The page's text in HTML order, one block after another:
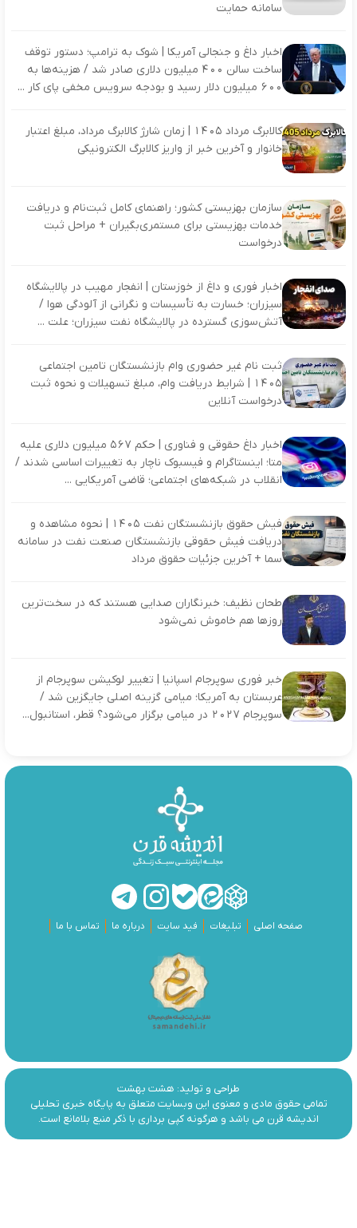
سامانه حمایت
اخبار داغ و جنجالی آمریکا | شوک به ترامپ؛ دستور توقف
ساخت سالن ۴۰۰ میلیون دلاری صادر شد / هزینه‌ها به
۶۰۰ میلیون دلار رسید و بودجه سرویس مخفی پای کار ...
کالابرگ مرداد 1405 | زمان شارژ کالابرگ مرداد، مبلغ اعتبار
خانوار و آخرین خبر از واریز کالابرگ الکترونیکی
سازمان بهزیستی کشور؛ راهنمای کامل ثبت‌نام و دریافت
خدمات بهزیستی برای مستمری‌بگیران + مراحل ثبت
درخواست
اخبار فوری و داغ از خوزستان | انفجار مهیب در پالایشگاه
سیزران؛ خسارت به تأسیسات و نگرانی از آلودگی هوا /
آتش‌سوزی گسترده در پالایشگاه نفت سیزران؛ علت ...
ثبت نام غیر حضوری وام بازنشستگان تامین اجتماعی
۱۴۰۵ | شرایط دریافت وام، مبلغ تسهیلات و نحوه ثبت
درخواست آنلاین
اخبار داغ حقوقی و فناوری | حکم ۵۶۷ میلیون دلاری علیه
متا؛ اینستاگرام و فیسبوک ناچار به تغییرات اساسی شدند /
انقلاب در شبکه‌های اجتماعی؛ قاضی آمریکایی ...
فیش حقوق بازنشستگان نفت ۱۴۰۵ | نحوه مشاهده و
دریافت فیش حقوقی بازنشستگان صنعت نفت در سامانه
سما + آخرین جزئیات حقوق مرداد
طحان نظیف: خبرنگاران صدایی هستند که در سخت‌ترین
روزها هم خاموش نمی‌شود
خبر فوری سوپرجام اسپانیا | تغییر لوکیشن سوپرجام از
عربستان به آمریکا؛ میامی گزینه اصلی جایگزین شد /
سوپرجام ۲۰۲۷ در میامی برگزار می‌شود؟ قطر، استانبول...
صفحه اصلی تبلیغات فید سایت درباره ما تماس با ما
تمامی حقوق مادی و معنوی این وبسایت متعلق به پایگاه خبری تحلیلی
اندیشه قرن می باشد و هرگونه کپی برداری با ذکر منبع بلامانع است.
طراحی و تولید: هشت بهشت